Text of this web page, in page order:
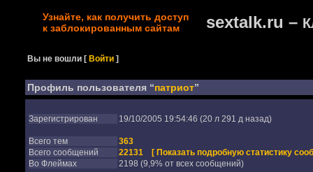
Узнайте, как получить доступ
к заблокированным сайтам
sextalk.ru –
Вы не вошли [Войти ]
Профиль пользователя “патриот”
Зарегистрирован 19/10/2005 19:54:46 (20 л 291 д назад)
Всего тем
363
Всего сообщений
22131
[ Показать подробную статистику
Во Флеймах
2198 (9,9% от всех сообщений)